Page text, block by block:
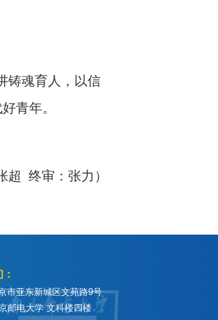
铸魂育人，以信
青年。
超 终审：张力）
市亚东新城区文苑路9号
大学 文科楼四楼